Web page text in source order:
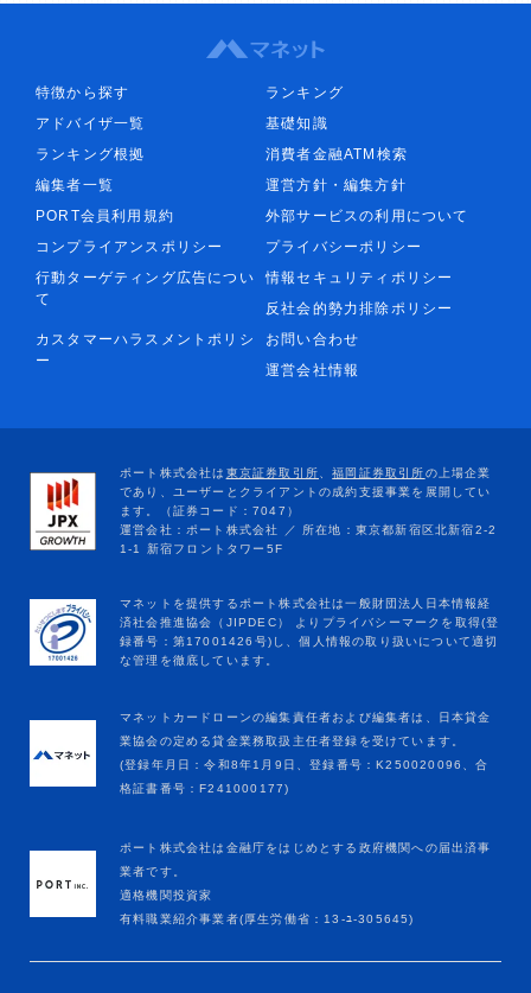
特徴から探す
ランキング
アドバイザ一覧
基礎知識
ランキング根拠
消費者金融ATM検索
編集者一覧
運営方針・編集方針
PORT会員利用規約
外部サービスの利用について
コンプライアンスポリシー
プライバシーポリシー
行動ターゲティング広告につい
て
情報セキュリティポリシー
反社会的勢力排除ポリシー
カスタマーハラスメントポリシ
ー
お問い合わせ
運営会社情報
マネットカードローンの編集責任者および編集者は、日本貸金
業協会の定める貸金業務取扱主任者登録を受けています。
(登録年月日：令和8年1月9日、登録番号：K250020096、合
格証書番号：F241000177)
ポート株式会社は金融庁をはじめとする政府機関への届出済事
業者です。
適格機関投資家
有料職業紹介事業者(厚生労働省：13-ﾕ-305645)